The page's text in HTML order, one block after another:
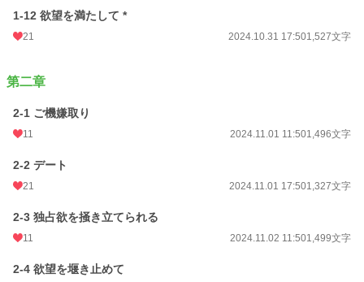
1-12 欲望を満たして *
21 2024.10.31 17:501,527文字
第二章
2-1 ご機嫌取り
11 2024.11.01 11:501,496文字
2-2 デート
21 2024.11.01 17:501,327文字
2-3 独占欲を掻き立てられる
11 2024.11.02 11:501,499文字
2-4 欲望を堰き止めて